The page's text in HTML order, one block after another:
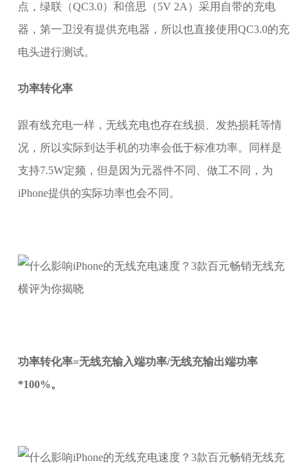
点，绿联（QC3.0）和倍思（5V 2A）采用自带的充电
器，第一卫没有提供充电器，所以也直接使用QC3.0的充
电头进行测试。
功率转化率
跟有线充电一样，无线充电也存在线损、发热损耗等情
况，所以实际到达手机的功率会低于标准功率。同样是
支持7.5W定频，但是因为元器件不同、做工不同，为
iPhone提供的实际功率也会不同。
功率转化率=无线充输入端功率/无线充输出端功率
*100%。